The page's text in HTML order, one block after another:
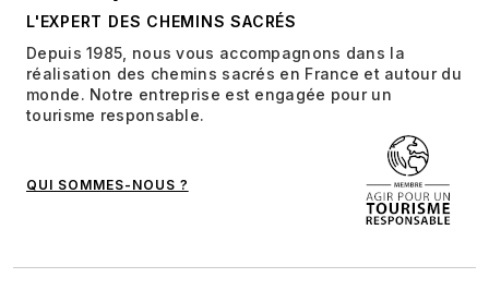
L'EXPERT DES CHEMINS SACRÉS
Depuis 1985, nous vous accompagnons dans la
réalisation des chemins sacrés en France et autour du
monde. Notre entreprise est engagée pour un
tourisme responsable.
QUI SOMMES-NOUS ?